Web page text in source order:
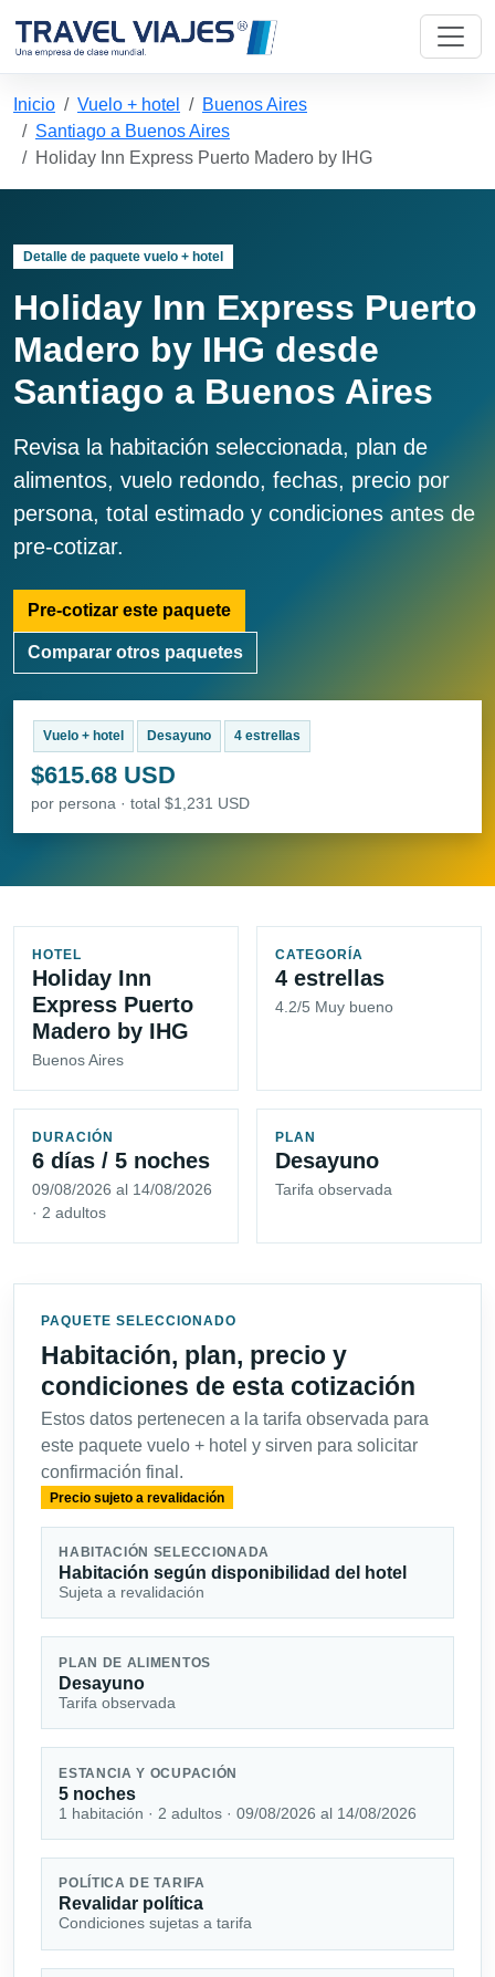
Inicio Vuelo + hotel
Buenos Aires
Santiago a Buenos Aires
Holiday Inn Express Puerto Madero by IHG
Detalle de paquete vuelo + hotel
Holiday Inn Express Puerto
Madero by IHG desde
Santiago a Buenos Aires
Revisa la habitación seleccionada, plan de
alimentos, vuelo redondo, fechas, precio por
persona, total estimado y condiciones antes de
pre-cotizar.
Pre-cotizar este paquete
Comparar otros paquetes
Vuelo + hotel Desayuno 4 estrellas
$615.68 USD
por persona · total $1,231 USD
HOTEL
Holiday Inn
Express Puerto
Madero by IHG
Buenos Aires
CATEGORÍA
4 estrellas
4.2/5 Muy bueno
DURACIÓN
6 días / 5 noches
09/08/2026 al 14/08/2026
· 2 adultos
PLAN
Desayuno
Tarifa observada
PAQUETE SELECCIONADO
Habitación, plan, precio y
condiciones de esta cotización
Estos datos pertenecen a la tarifa observada para
este paquete vuelo + hotel y sirven para solicitar
confirmación final.
Precio sujeto a revalidación
HABITACIÓN SELECCIONADA
Habitación según disponibilidad del hotel
Sujeta a revalidación
PLAN DE ALIMENTOS
Desayuno
Tarifa observada
ESTANCIA Y OCUPACIÓN
5 noches
1 habitación · 2 adultos · 09/08/2026 al 14/08/2026
POLÍTICA DE TARIFA
Revalidar política
Condiciones sujetas a tarifa